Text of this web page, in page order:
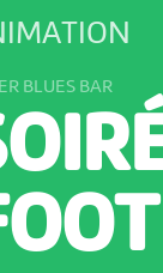
BLUES BAR